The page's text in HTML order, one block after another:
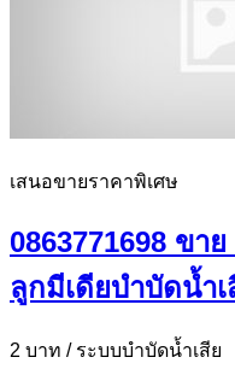
เสนอขายราคาพิเศษ
0863771698 ขา
ลูกมีเดียบำบัดน้ำ
2 บาท / ระบบบำบัดน้ำเสีย